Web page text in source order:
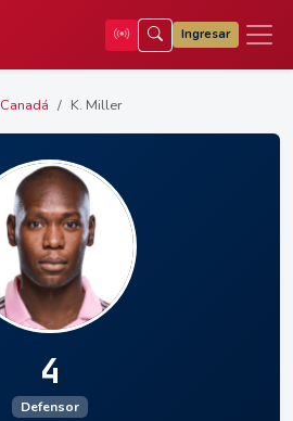
Ingresar
Canadá K. Miller
4
Defensor